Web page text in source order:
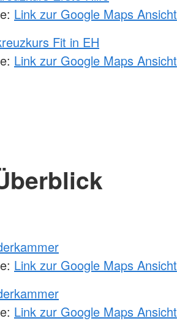
Link zur Google Maps Ansicht
Fit in EH
Link zur Google Maps Ansicht
Link zur Google Maps Ansicht
Link zur Google Maps Ansicht